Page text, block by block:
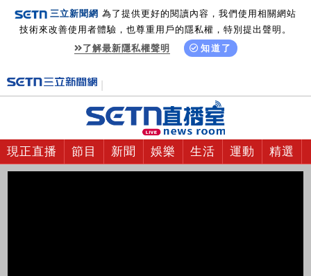
三立新聞網 為了提供更好的閱讀內容，我們使用相關網站
技術來改善使用者體驗，也尊重用戶的隱私權，特別提出聲明。
了解最新隱私權聲明
知道了
現正直播 節目 新聞 娛樂 生活 運動 精選